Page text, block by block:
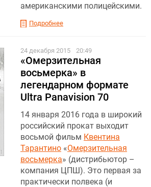
американскими полицейскими.
Подробнее
24 декабря 2015 20:49
«Омерзительная
восьмерка» в
легендарном формате
Ultra Panavision 70
14 января 2016 года в широкий
российский прокат выходит
восьмой фильм Квентина
Тарантино «Омерзительная
восьмерка» (дистрибьютор –
компания ЦПШ). Это первая за
практически полвека (и